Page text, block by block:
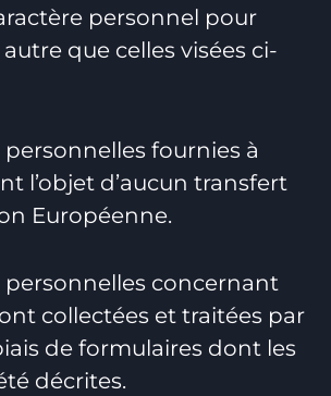
personnel pour
que celles visées ci-
fournies à
l’objet d’aucun transfert
Européenne.
personnelles concernant
collectées et traitées par
de formulaires dont les
décrites.